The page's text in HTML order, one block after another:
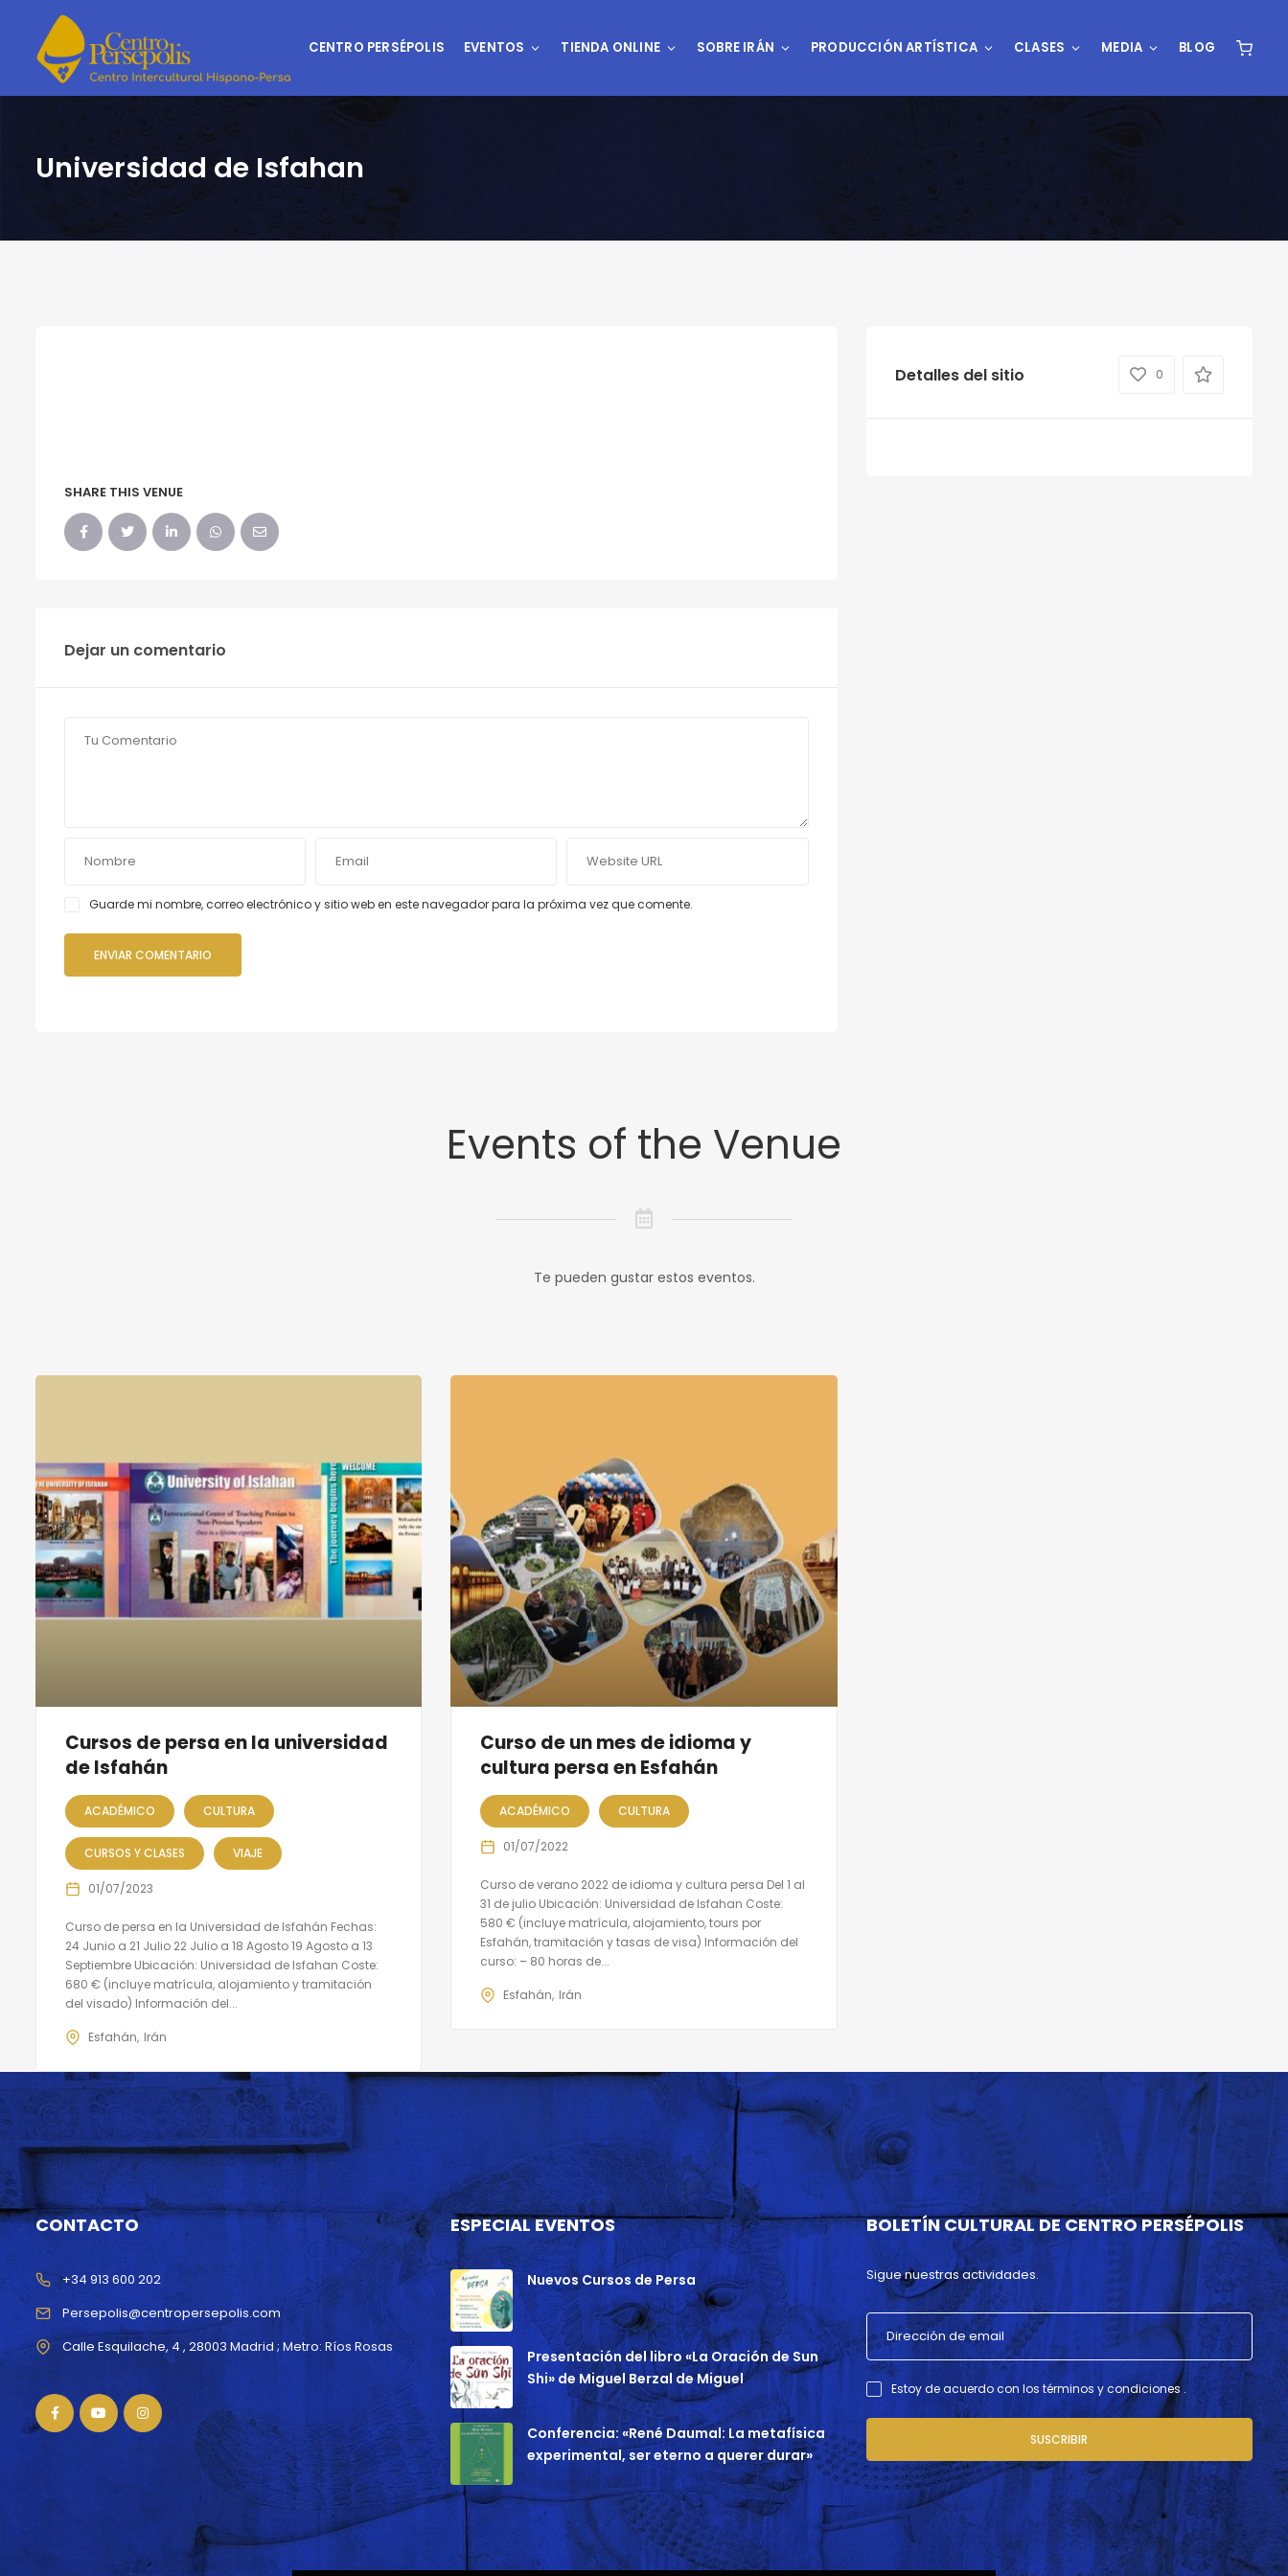
CENTRO PERSÉPOLIS EVENTOS TIENDA ONLINE SOBRE IRÁN PRODUCCIÓN ARTÍSTICA CLASES MEDIA BLOG
Universidad de Isfahan
SHARE THIS VENUE
Dejar un comentario
Guarde mi nombre, correo electrónico y sitio web en este navegador para la próxima vez que comente.
Detalles del sitio 0
Events of the Venue
Te pueden gustar estos eventos.
Cursos de persa en la universidad
de Isfahán
ACADÉMICO CULTURA
CURSOS Y CLASES VIAJE
01/07/2023
Curso de persa en la Universidad de Isfahán Fechas:
24 Junio a 21 Julio 22 Julio a 18 Agosto 19 Agosto a 13
Septiembre Ubicación: Universidad de Isfahan Coste:
680 € (incluye matrícula, alojamiento y tramitación
del visado) Información del...
Esfahán Irán
Curso de un mes de idioma y
cultura persa en Esfahán
ACADÉMICO CULTURA
01/07/2022
Curso de verano 2022 de idioma y cultura persa Del 1 al
31 de julio Ubicación: Universidad de Isfahan Coste:
580 € (incluye matrícula, alojamiento, tours por
Esfahán, tramitación y tasas de visa) Información del
curso: – 80 horas de...
Esfahán Irán
CONTACTO
Persepolis@centropersepolis.com
+34 913 600 202
ESPECIAL EVENTOS
Nuevos Cursos de Persa
Presentación del libro «La Oración de Sun
Shi» de Miguel Berzal de Miguel
Conferencia: «René Daumal: La metafísica
experimental, ser eterno a querer durar»
BOLETÍN CULTURAL DE CENTRO PERSÉPOLIS
Sigue nuestras actividades.
Estoy de acuerdo con los términos y condiciones .
SUSCRIBIR